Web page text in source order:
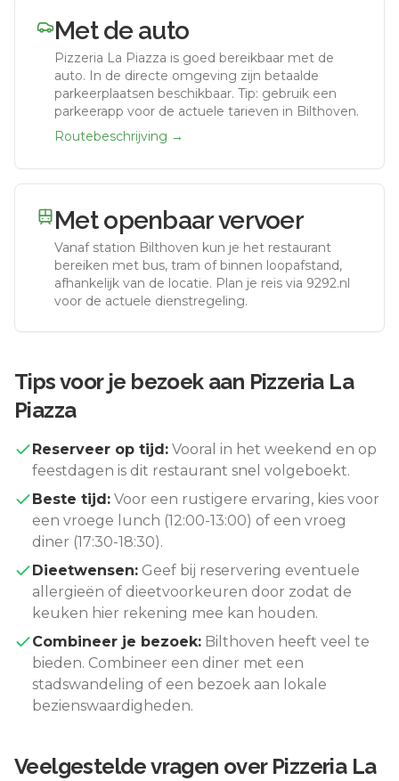
Met de auto
Pizzeria La Piazza is goed bereikbaar met de
auto. In de directe omgeving zijn betaalde
parkeerplaatsen beschikbaar. Tip: gebruik een
parkeerapp voor de actuele tarieven in Bilthoven.
Routebeschrijving →
Met openbaar vervoer
Vanaf station Bilthoven kun je het restaurant
bereiken met bus, tram of binnen loopafstand,
afhankelijk van de locatie. Plan je reis via 9292.nl
voor de actuele dienstregeling.
Tips voor je bezoek aan Pizzeria La
Piazza
Reserveer op tijd: Vooral in het weekend en op
feestdagen is dit restaurant snel volgeboekt.
Beste tijd: Voor een rustigere ervaring, kies voor
een vroege lunch (12:00-13:00) of een vroeg
diner (17:30-18:30).
Dieetwensen: Geef bij reservering eventuele
allergieën of dieetvoorkeuren door zodat de
keuken hier rekening mee kan houden.
Combineer je bezoek: Bilthoven heeft veel te
bieden. Combineer een diner met een
stadswandeling of een bezoek aan lokale
bezienswaardigheden.
Veelgestelde vragen over Pizzeria La